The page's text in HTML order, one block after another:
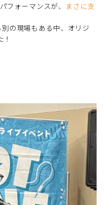
フォーマンスが、
まさに支
の現場もある中、オリジ